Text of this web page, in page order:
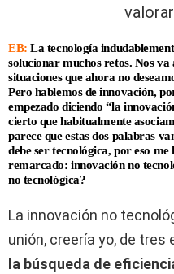
EB: La tecnología
solucionar muchos retos. Nos
situaciones que ahora no
Pero hablemos de innovación,
empezado diciendo “la
cierto que habitualmente
parece que estas dos palabras
debe ser tecnológica, por eso me
remarcado: innovación no
no tecnológica?
La innovación no
unión, creería yo, de tres
la búsqueda de